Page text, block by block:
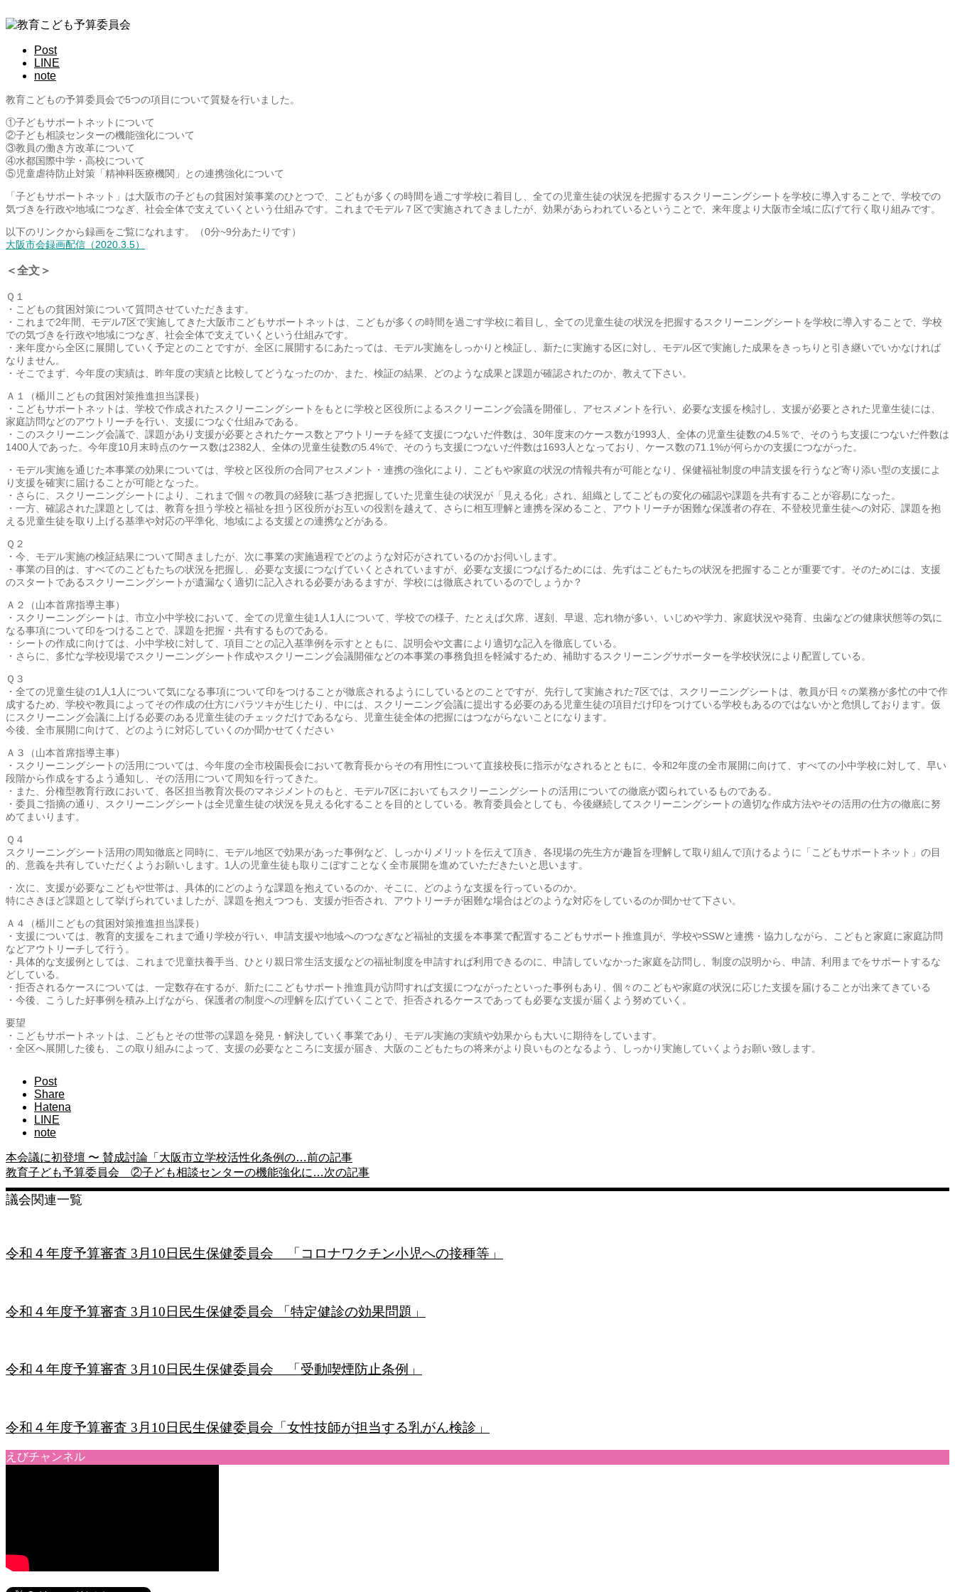
Post
LINE
note
教育こどもの予算委員会で5つの項目について質疑を行いました。
①子どもサポートネットについて
②子ども相談センターの機能強化について
③教員の働き方改革について
④水都国際中学・高校について
⑤児童虐待防止対策「精神科医療機関」との連携強化について
「子どもサポートネット」は大阪市の子どもの貧困対策事業のひとつで、こどもが多くの時間を過ごす学校に着目し、全ての児童生徒の状況を把握するスクリーニングシートを学校に導入することで、学校での
気づきを行政や地域につなぎ、社会全体で支えていくという仕組みです。これまでモデル７区で実施されてきましたが、効果があらわれているということで、来年度より大阪市全域に広げて行く取り組みです。
以下のリンクから録画をご覧になれます。（0分~9分あたりです）
大阪市会録画配信（2020.3.5）
＜全文＞
Ｑ１
・こどもの貧困対策について質問させていただきます。
・これまで2年間、モデル7区で実施してきた大阪市こどもサポートネットは、こどもが多くの時間を過ごす学校に着目し、全ての児童生徒の状況を把握するスクリーニングシートを学校に導入することで、学校
での気づきを行政や地域につなぎ、社会全体で支えていくという仕組みです。
・来年度から全区に展開していく予定とのことですが、全区に展開するにあたっては、モデル実施をしっかりと検証し、新たに実施する区に対し、モデル区で実施した成果をきっちりと引き継いでいかなければ
なりません。
・そこでまず、今年度の実績は、昨年度の実績と比較してどうなったのか、また、検証の結果、どのような成果と課題が確認されたのか、教えて下さい。
Ａ１（楯川こどもの貧困対策推進担当課長）
・こどもサポートネットは、学校で作成されたスクリーニングシートをもとに学校と区役所によるスクリーニング会議を開催し、アセスメントを行い、必要な支援を検討し、支援が必要とされた児童生徒には、
家庭訪問などのアウトリーチを行い、支援につなぐ仕組みである。
・このスクリーニング会議で、課題があり支援が必要とされたケース数とアウトリーチを経て支援につないだ件数は、30年度末のケース数が1993人、全体の児童生徒数の4.5％で、そのうち支援につないだ件数は
1400人であった。今年度10月末時点のケース数は2382人、全体の児童生徒数の5.4%で、そのうち支援につないだ件数は1693人となっており、ケース数の71.1%が何らかの支援につながった。
・モデル実施を通じた本事業の効果については、学校と区役所の合同アセスメント・連携の強化により、こどもや家庭の状況の情報共有が可能となり、保健福祉制度の申請支援を行うなど寄り添い型の支援によ
り支援を確実に届けることが可能となった。
・さらに、スクリーニングシートにより、これまで個々の教員の経験に基づき把握していた児童生徒の状況が「見える化」され、組織としてこどもの変化の確認や課題を共有することが容易になった。
・一方、確認された課題としては、教育を担う学校と福祉を担う区役所がお互いの役割を越えて、さらに相互理解と連携を深めること、アウトリーチが困難な保護者の存在、不登校児童生徒への対応、課題を抱
える児童生徒を取り上げる基準や対応の平準化、地域による支援との連携などがある。
Ｑ２
・今、モデル実施の検証結果について聞きましたが、次に事業の実施過程でどのような対応がされているのかお伺いします。
・事業の目的は、すべてのこどもたちの状況を把握し、必要な支援につなげていくとされていますが、必要な支援につなげるためには、先ずはこどもたちの状況を把握することが重要です。そのためには、支援
のスタートであるスクリーニングシートが遺漏なく適切に記入される必要があるますが、学校には徹底されているのでしょうか？
Ａ２（山本首席指導主事）
・スクリーニングシートは、市立小中学校において、全ての児童生徒1人1人について、学校での様子、たとえば欠席、遅刻、早退、忘れ物が多い、いじめや学力、家庭状況や発育、虫歯などの健康状態等の気に
なる事項について印をつけることで、課題を把握・共有するものである。
・シートの作成に向けては、小中学校に対して、項目ごとの記入基準例を示すとともに、説明会や文書により適切な記入を徹底している。
・さらに、多忙な学校現場でスクリーニングシート作成やスクリーニング会議開催などの本事業の事務負担を軽減するため、補助するスクリーニングサポーターを学校状況により配置している。
Ｑ３
・全ての児童生徒の1人1人について気になる事項について印をつけることが徹底されるようにしているとのことですが、先行して実施された7区では、スクリーニングシートは、教員が日々の業務が多忙の中で作
成するため、学校や教員によってその作成の仕方にバラツキが生じたり、中には、スクリーニング会議に提出する必要のある児童生徒の項目だけ印をつけている学校もあるのではないかと危惧しております。仮
にスクリーニング会議に上げる必要のある児童生徒のチェックだけであるなら、児童生徒全体の把握にはつながらないことになります。
今後、全市展開に向けて、どのように対応していくのか聞かせてください
Ａ３（山本首席指導主事）
・スクリーニングシートの活用については、今年度の全市校園長会において教育長からその有用性について直接校長に指示がなされるとともに、令和2年度の全市展開に向けて、すべての小中学校に対して、早い
段階から作成をするよう通知し、その活用について周知を行ってきた。
・また、分権型教育行政において、各区担当教育次長のマネジメントのもと、モデル7区においてもスクリーニングシートの活用についての徹底が図られているものである。
・委員ご指摘の通り、スクリーニングシートは全児童生徒の状況を見える化することを目的としている。教育委員会としても、今後継続してスクリーニングシートの適切な作成方法やその活用の仕方の徹底に努
めてまいります。
Ｑ４
スクリーニングシート活用の周知徹底と同時に、モデル地区で効果があった事例など、しっかりメリットを伝えて頂き、各現場の先生方が趣旨を理解して取り組んで頂けるように「こどもサポートネット」の目
的、意義を共有していただくようお願いします。1人の児童生徒も取りこぼすことなく全市展開を進めていただきたいと思います。
・次に、支援が必要なこどもや世帯は、具体的にどのような課題を抱えているのか、そこに、どのような支援を行っているのか。
特にさきほど課題として挙げられていましたが、課題を抱えつつも、支援が拒否され、アウトリーチが困難な場合はどのような対応をしているのか聞かせて下さい。
Ａ４（楯川こどもの貧困対策推進担当課長）
・支援については、教育的支援をこれまで通り学校が行い、申請支援や地域へのつなぎなど福祉的支援を本事業で配置するこどもサポート推進員が、学校やSSWと連携・協力しながら、こどもと家庭に家庭訪問
などアウトリーチして行う。
・具体的な支援例としては、これまで児童扶養手当、ひとり親日常生活支援などの福祉制度を申請すれば利用できるのに、申請していなかった家庭を訪問し、制度の説明から、申請、利用までをサポートするな
どしている。
・拒否されるケースについては、一定数存在するが、新たにこどもサポート推進員が訪問すれば支援につながったといった事例もあり、個々のこどもや家庭の状況に応じた支援を届けることが出来てきている
・今後、こうした好事例を積み上げながら、保護者の制度への理解を広げていくことで、拒否されるケースであっても必要な支援が届くよう努めていく。
要望
・こどもサポートネットは、こどもとその世帯の課題を発見・解決していく事業であり、モデル実施の実績や効果からも大いに期待をしています。
・全区へ展開した後も、この取り組みによって、支援の必要なところに支援が届き、大阪のこどもたちの将来がより良いものとなるよう、しっかり実施していくようお願い致します。
Post
Share
Hatena
LINE
note
本会議に初登壇 〜 賛成討論「大阪市立学校活性化条例の…前の記事
教育子ども予算委員会 ②子ども相談センターの機能強化に…次の記事
議会関連一覧
令和４年度予算審査 3月10日民生保健委員会 「コロナワクチン小児への接種等」
令和４年度予算審査 3月10日民生保健委員会 「特定健診の効果問題」
令和４年度予算審査 3月10日民生保健委員会 「受動喫煙防止条例」
令和４年度予算審査 3月10日民生保健委員会「女性技師が担当する乳がん検診」
えびチャンネル